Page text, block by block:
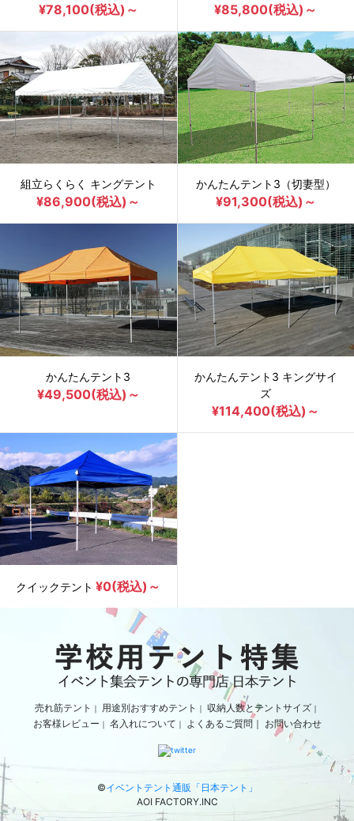
¥78,100(税込)～ ¥85,800(税込)～
組立らくらく キングテント
¥86,900(税込)～
かんたんテント3（切妻型）
¥91,300(税込)～
かんたんテント3
¥49,500(税込)～
かんたんテント3 キングサイ
ズ
¥114,400(税込)～
クイックテント ¥0(税込)～
売れ筋テント ｜ 用途別おすすめテント ｜ 収納人数とテントサイズ ｜
お客様レビュー ｜ 名入れについて ｜ よくあるご質問｜ お問い合わせ
©イベントテント通販「日本テント」
AOI FACTORY.INC